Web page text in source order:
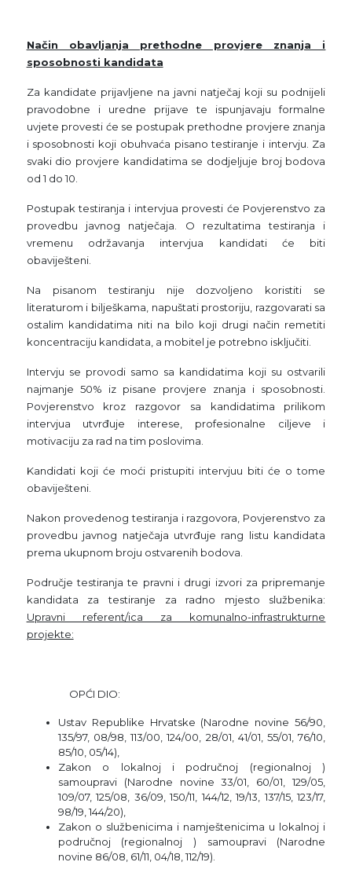
Način obavljanja prethodne provjere znanja i
sposobnosti kandidata
Za kandidate prijavljene na javni natječaj koji su podnijeli
pravodobne i uredne prijave te ispunjavaju formalne
uvjete provesti će se postupak prethodne provjere znanja
i sposobnosti koji obuhvaća pisano testiranje i intervju. Za
svaki dio provjere kandidatima se dodjeljuje broj bodova
od 1 do 10.
Postupak testiranja i intervjua provesti će Povjerenstvo za
provedbu javnog natječaja. O rezultatima testiranja i
vremenu održavanja intervjua kandidati će biti
obaviješteni.
Na pisanom testiranju nije dozvoljeno koristiti se
literaturom i bilješkama, napuštati prostoriju, razgovarati sa
ostalim kandidatima niti na bilo koji drugi način remetiti
koncentraciju kandidata, a mobitel je potrebno isključiti.
Intervju se provodi samo sa kandidatima koji su ostvarili
najmanje 50% iz pisane provjere znanja i sposobnosti.
Povjerenstvo kroz razgovor sa kandidatima prilikom
intervjua utvrđuje interese, profesionalne ciljeve i
motivaciju za rad na tim poslovima.
Kandidati koji će moći pristupiti intervjuu biti će o tome
obaviješteni.
Nakon provedenog testiranja i razgovora, Povjerenstvo za
provedbu javnog natječaja utvrđuje rang listu kandidata
prema ukupnom broju ostvarenih bodova.
Područje testiranja te pravni i drugi izvori za pripremanje
kandidata za testiranje za radno mjesto službenika:
Upravni referent/ica za komunalno-infrastrukturne
projekte:
OPĆI DIO:
Ustav Republike Hrvatske (Narodne novine 56/90,
135/97, 08/98, 113/00, 124/00, 28/01, 41/01, 55/01, 76/10,
85/10, 05/14),
Zakon o lokalnoj i područnoj (regionalnoj )
samoupravi (Narodne novine 33/01, 60/01, 129/05,
109/07, 125/08, 36/09, 150/11, 144/12, 19/13, 137/15, 123/17,
98/19, 144/20),
Zakon o službenicima i namještenicima u lokalnoj i
područnoj (regionalnoj ) samoupravi (Narodne
novine 86/08, 61/11, 04/18, 112/19).